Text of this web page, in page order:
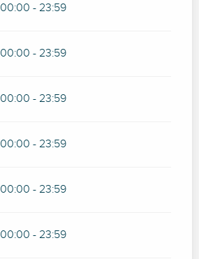
00:00 - 23:59
00:00 - 23:59
00:00 - 23:59
00:00 - 23:59
00:00 - 23:59
00:00 - 23:59